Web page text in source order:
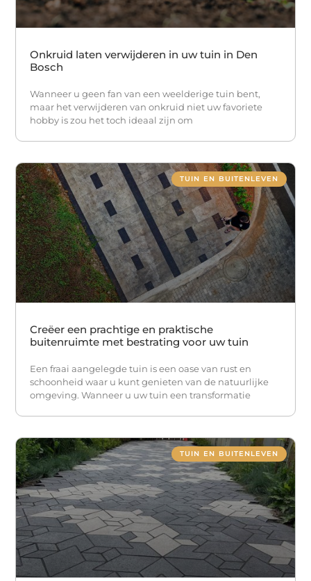
Onkruid laten verwijderen in uw tuin in Den
Bosch
Wanneer u geen fan van een weelderige tuin bent,
maar het verwijderen van onkruid niet uw favoriete
hobby is zou het toch ideaal zijn om
TUIN EN BUITENLEVEN
Creëer een prachtige en praktische
buitenruimte met bestrating voor uw tuin
Een fraai aangelegde tuin is een oase van rust en
schoonheid waar u kunt genieten van de natuurlijke
omgeving. Wanneer u uw tuin een transformatie
TUIN EN BUITENLEVEN